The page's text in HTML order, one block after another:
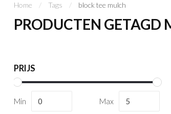
Home / Tags / block tee mulch
PRODUCTEN GETAGD
PRIJS
Min Max